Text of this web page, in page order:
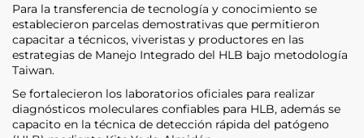
Para la transferencia de tecnología y conocimiento se
establecieron parcelas demostrativas que permitieron
capacitar a técnicos, viveristas y productores en las
estrategias de Manejo Integrado del HLB bajo metodología
Taiwan.
Se fortalecieron los laboratorios oficiales para realizar
diagnósticos moleculares confiables para HLB, además se
capacito en la técnica de detección rápida del patógeno